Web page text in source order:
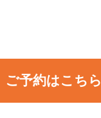
ご予約はこちら